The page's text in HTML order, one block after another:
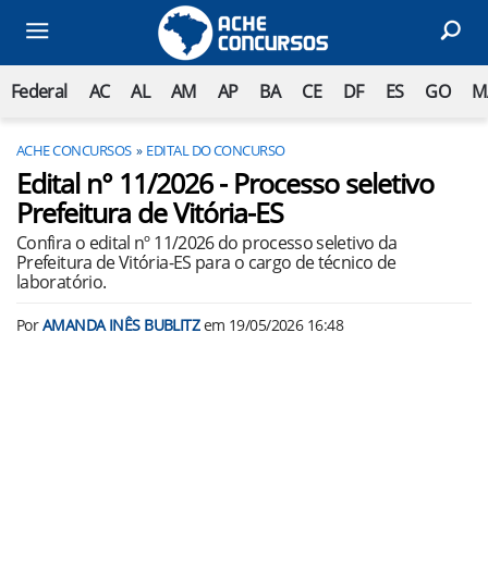
Federal AC AL AM AP BA CE DF ES GO
ACHE CONCURSOS EDITAL DO CONCURSO
Edital n° 11/2026 - Processo seletivo
Prefeitura de Vitória-ES
Confira o edital nº 11/2026 do processo seletivo da
Prefeitura de Vitória-ES para o cargo de técnico de
laboratório.
PorAMANDA INÊS BUBLITZem 19/05/2026 16:48